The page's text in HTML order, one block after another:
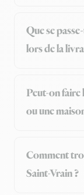
Que se
lors de la
Peut-on faire
ou une
Comment
Saint-Vrain ?